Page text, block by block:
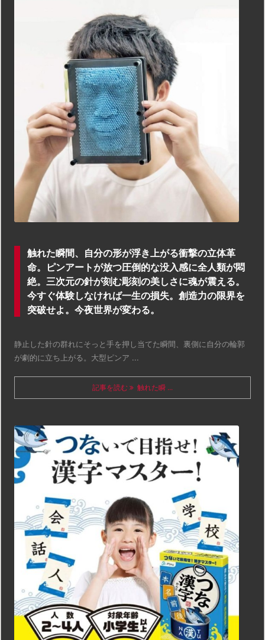
触れた瞬間、自分の形が浮き上がる衝撃の立体革
命。ピンアートが放つ圧倒的な没入感に全人類が悶
絶。三次元の針が刻む彫刻の美しさに魂が震える。
今すぐ体験しなければ一生の損失。創造力の限界を
突破せよ。今夜世界が変わる。
静止した針の群れにそっと手を押し当てた瞬間、裏側に自分の輪郭
が劇的に立ち上がる。大型ピンア ...
記事を読む 触れた瞬 ...